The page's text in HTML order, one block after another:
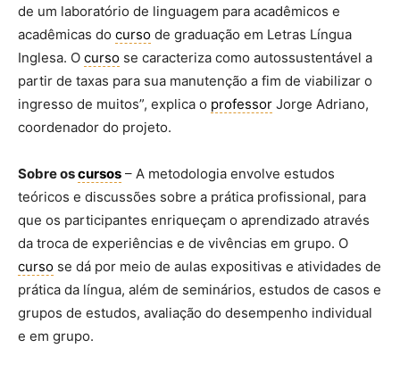
de um laboratório de linguagem para acadêmicos e
acadêmicas do curso de graduação em Letras Língua
Inglesa. O curso se caracteriza como autossustentável a
partir de taxas para sua manutenção a fim de viabilizar o
ingresso de muitos”, explica o professor Jorge Adriano,
coordenador do projeto.
Sobre oscursos – A metodologia envolve estudos
teóricos e discussões sobre a prática profissional, para
que os participantes enriqueçam o aprendizado através
da troca de experiências e de vivências em grupo. O
curso se dá por meio de aulas expositivas e atividades de
prática da língua, além de seminários, estudos de casos e
grupos de estudos, avaliação do desempenho individual
e em grupo.